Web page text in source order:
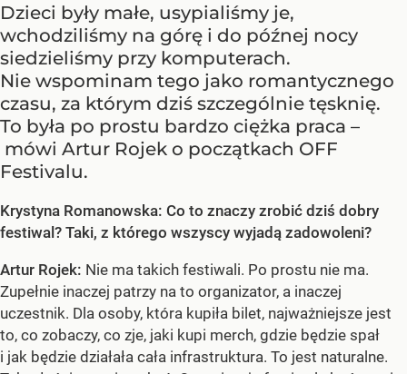
Dzieci były małe, usypialiśmy je,
wchodziliśmy na górę i do późnej nocy
siedzieliśmy przy komputerach.
Nie wspominam tego jako romantycznego
czasu, za którym dziś szczególnie tęsknię.
To była po prostu bardzo ciężka praca –
mówi Artur Rojek o początkach OFF
Festivalu.
Krystyna Romanowska: Co to znaczy zrobić dziś dobry
festiwal? Taki, z którego wszyscy wyjadą zadowoleni?
Artur Rojek: Nie ma takich festiwali. Po prostu nie ma.
Zupełnie inaczej patrzy na to organizator, a inaczej
uczestnik. Dla osoby, która kupiła bilet, najważniejsze jest
to, co zobaczy, co zje, jaki kupi merch, gdzie będzie spał
i jak będzie działała cała infrastruktura. To jest naturalne.